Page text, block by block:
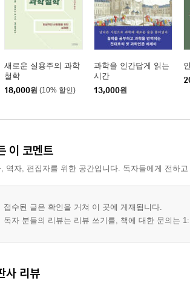
새로운 실용주의 과학
철학
18,000원 (10% 할인)
과학을 인간답게 읽는
시간
13,000원
이 코멘트
, 역자, 편집자를 위한 공간입니다. 독자들에게 전하
접수된 글은 확인을 거쳐 이 곳에 게재됩니다.
독자 분들의 리뷰는 리뷰 쓰기를, 책에 대한 문의는
사 리뷰